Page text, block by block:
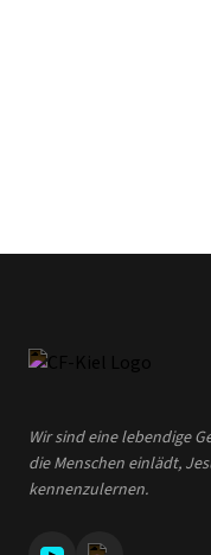
Wir sind eine lebendige
die Menschen einlädt,
kennenzulernen.